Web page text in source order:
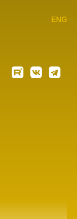
ENG